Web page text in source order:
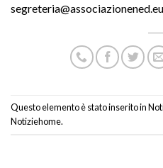
segreteria@associazionened.eu
Questo elemento è stato inserito in
Notiziehome.